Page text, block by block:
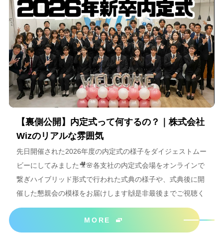
【裏側公開】内定式って何するの？｜株式会社
Wizのリアルな雰囲気
先日開催された2026年度の内定式の様子をダイジェストムー
ビーにしてみました🎥🌸各支社の内定式会場をオンラインで
繋ぎハイブリッド形式で行われた式典の様子や、式典後に開
催した懇親会の模様をお届けします🙌是非最後までご視聴く
ださいね＾＾
MORE